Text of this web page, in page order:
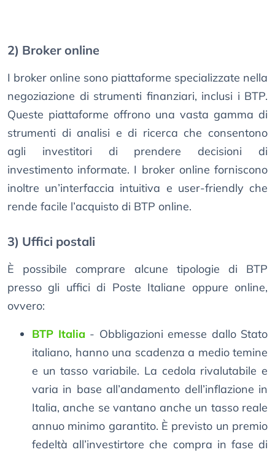
2) Broker online
I broker online sono piattaforme specializzate nella
negoziazione di strumenti finanziari, inclusi i BTP.
Queste piattaforme offrono una vasta gamma di
strumenti di analisi e di ricerca che consentono
agli investitori di prendere decisioni di
investimento informate. I broker online forniscono
inoltre un’interfaccia intuitiva e user-friendly che
rende facile l’acquisto di BTP online.
3) Uffici postali
È possibile comprare alcune tipologie di BTP
presso gli uffici di Poste Italiane oppure online,
ovvero:
BTP Italia - Obbligazioni emesse dallo Stato
italiano, hanno una scadenza a medio temine
e un tasso variabile. La cedola rivalutabile e
varia in base all’andamento dell’inflazione in
Italia, anche se vantano anche un tasso reale
annuo minimo garantito. È previsto un premio
fedeltà all’investirtore che compra in fase di